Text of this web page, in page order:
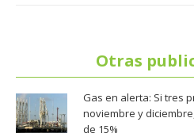
Otras
Gas en alerta: Si tres
noviembre y
de 15%